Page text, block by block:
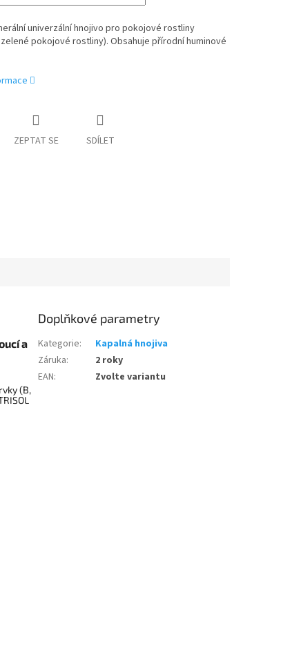
univerzální hnojivo pro pokojové rostliny
pokojové rostliny). Obsahuje přírodní huminové
ZEPTAT SE SDÍLET
a
(B,
Doplňkové parametry
Kategorie:
Kapalná hnojiva
Záruka:
2 roky
EAN: Zvolte variantu